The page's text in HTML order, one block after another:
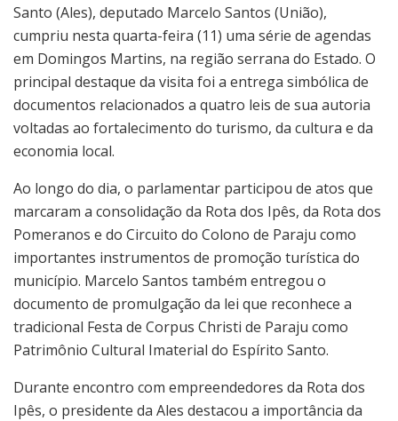
Santo (Ales), deputado Marcelo Santos (União),
cumpriu nesta quarta-feira (11) uma série de agendas
em Domingos Martins, na região serrana do Estado. O
principal destaque da visita foi a entrega simbólica de
documentos relacionados a quatro leis de sua autoria
voltadas ao fortalecimento do turismo, da cultura e da
economia local.
Ao longo do dia, o parlamentar participou de atos que
marcaram a consolidação da Rota dos Ipês, da Rota dos
Pomeranos e do Circuito do Colono de Paraju como
importantes instrumentos de promoção turística do
município. Marcelo Santos também entregou o
documento de promulgação da lei que reconhece a
tradicional Festa de Corpus Christi de Paraju como
Patrimônio Cultural Imaterial do Espírito Santo.
Durante encontro com empreendedores da Rota dos
Ipês, o presidente da Ales destacou a importância da